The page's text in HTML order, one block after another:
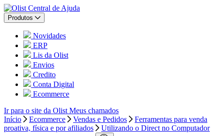
Central de Ajuda
Produtos
Novidades
ERP
Lis da Olist
Envios
Credito
Conta Digital
Ecommerce
Ir para o site da Olist Meus chamados
Início
Ecommerce Vendas e Pedidos
Ferramentas para venda
proativa, física e por afiliados
Utilizando o Direct no Computador